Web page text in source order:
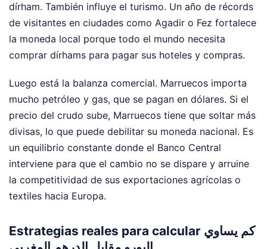
dírham. También influye el turismo. Un año de récords
de visitantes en ciudades como Agadir o Fez fortalece
la moneda local porque todo el mundo necesita
comprar dírhams para pagar sus hoteles y compras.
Luego está la balanza comercial. Marruecos importa
mucho petróleo y gas, que se pagan en dólares. Si el
precio del crudo sube, Marruecos tiene que soltar más
divisas, lo que puede debilitar su moneda nacional. Es
un equilibrio constante donde el Banco Central
interviene para que el cambio no se dispare y arruine
la competitividad de sus exportaciones agrícolas o
textiles hacia Europa.
Estrategias reales para calcular كم يساوي